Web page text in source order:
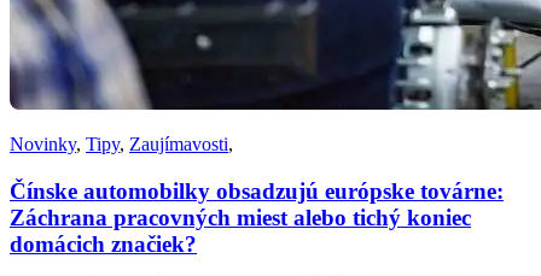
Novinky, Tipy, Zaujímavosti,
Čínske automobilky obsadzujú európske továrne:
Záchrana pracovných miest alebo tichý koniec
domácich značiek?